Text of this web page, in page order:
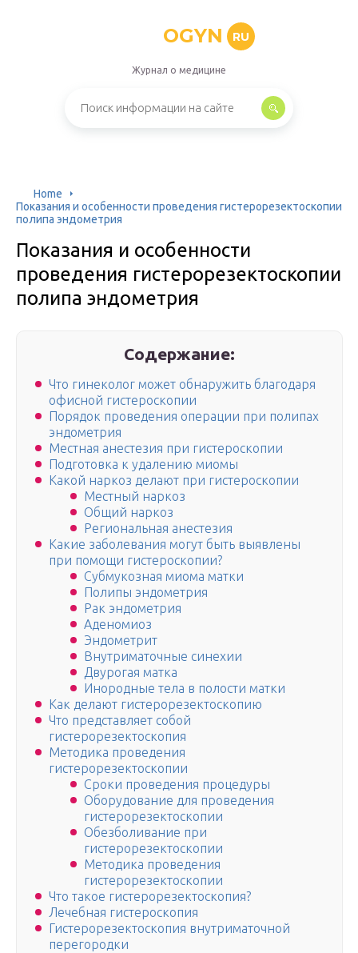
OGYN RU
Журнал о медицине
Home
Показания и особенности проведения гистерорезектоскопии
полипа эндометрия
Показания и особенности
проведения гистерорезектоскопии
полипа эндометрия
Содержание:
Что гинеколог может обнаружить благодаря
офисной гистероскопии
Порядок проведения операции при полипах
эндометрия
Местная анестезия при гистероскопии
Подготовка к удалению миомы
Какой наркоз делают при гистероскопии
Местный наркоз
Общий наркоз
Региональная анестезия
Какие заболевания могут быть выявлены
при помощи гистероскопии?
Субмукозная миома матки
Полипы эндометрия
Рак эндометрия
Аденомиоз
Эндометрит
Внутриматочные синехии
Двурогая матка
Инородные тела в полости матки
Как делают гистерорезектоскопию
Что представляет собой
гистерорезектоскопия
Методика проведения
гистерорезектоскопии
Сроки проведения процедуры
Оборудование для проведения
гистерорезектоскопии
Обезболивание при
гистерорезектоскопии
Методика проведения
гистерорезектоскопии
Что такое гистерорезектоскопия?
Лечебная гистероскопия
Гистерорезектоскопия внутриматочной
перегородки